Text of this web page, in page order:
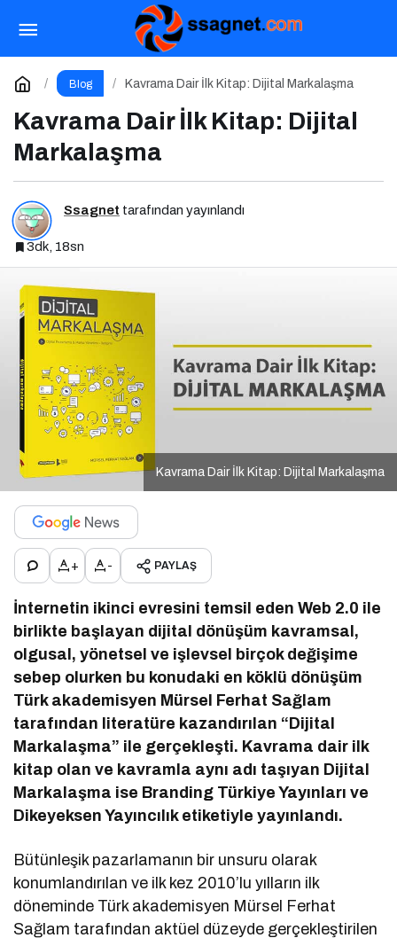
Blog Kavrama Dair İlk Kitap: Dijital Markalaşma
Kavrama Dair İlk Kitap: Dijital
Markalaşma
Ssagnet tarafından yayınlandı
3dk, 18sn
Kavrama Dair İlk Kitap: Dijital Markalaşma
+ - PAYLAŞ
İnternetin ikinci evresini temsil eden Web 2.0 ile
birlikte başlayan dijital dönüşüm kavramsal,
olgusal, yönetsel ve işlevsel birçok değişime
sebep olurken bu konudaki en köklü dönüşüm
Türk akademisyen Mürsel Ferhat Sağlam
tarafından literatüre kazandırılan “Dijital
Markalaşma” ile gerçekleşti. Kavrama dair ilk
kitap olan ve kavramla aynı adı taşıyan Dijital
Markalaşma ise Branding Türkiye Yayınları ve
Dikeyeksen Yayıncılık etiketiyle yayınlandı.
Bütünleşik pazarlamanın bir unsuru olarak
konumlandırılan ve ilk kez 2010’lu yılların ilk
döneminde Türk akademisyen Mürsel Ferhat
Sağlam tarafından aktüel düzeyde gerçekleştirilen
Beyin Sisi Nedir? Belirtileri, Nedenleri ve
Korunma Yolları
Yorum Yap